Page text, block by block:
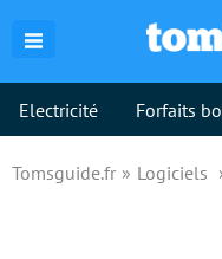
Electricité Forfaits
Tomsguide.fr Logiciels